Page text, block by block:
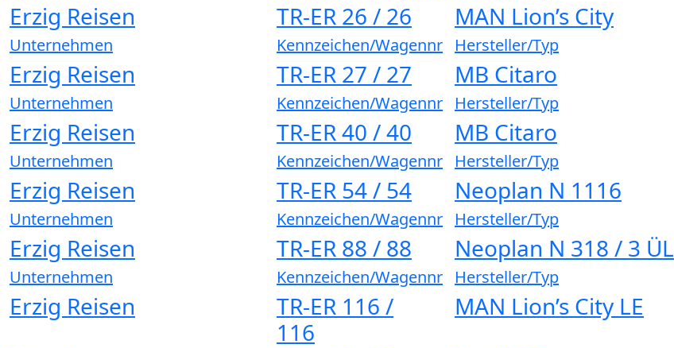
Erzig Reisen TR-ER 26 / 26 MAN Lion’s City
Unternehmen
Erzig Reisen
Kennzeichen/Wagennr
TR-ER 27 / 27
Hersteller/Typ
MB Citaro
Unternehmen
Erzig Reisen
Kennzeichen/Wagennr
TR-ER 40 / 40
Hersteller/Typ
MB Citaro
Unternehmen
Erzig Reisen
Kennzeichen/Wagennr
TR-ER 54 / 54
Hersteller/Typ
Neoplan N 1116
Unternehmen
Erzig Reisen
Kennzeichen/Wagennr
TR-ER 88 / 88
Hersteller/Typ
Neoplan N 318 / 3 ÜL
Unternehmen
Erzig Reisen
Kennzeichen/Wagennr
TR-ER 116 /
116
Hersteller/Typ
MAN Lion’s City LE